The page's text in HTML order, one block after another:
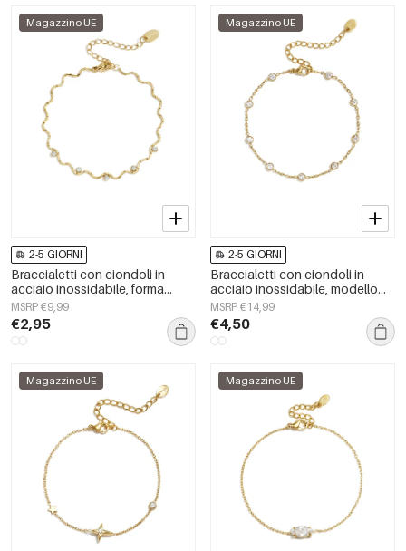
Magazzino UE
2-5 GIORNI
Braccialetti con ciondoli in
acciaio inossidabile, forma
irregolare, semplici, per tutti i
giorni, serie Simple, gioielli da
donna
MSRP €9,99
€2,95
Magazzino UE
2-5 GIORNI
Braccialetti con ciondoli in
acciaio inossidabile, modello
Circle Simple, serie Daily Simple,
gioielli da donna
MSRP €14,99
€4,50
Magazzino UE Magazzino UE